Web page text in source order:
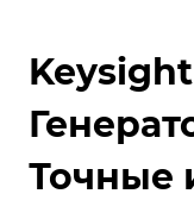
Точные